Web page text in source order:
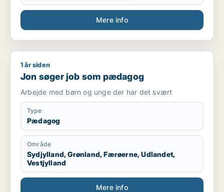
Mere info
Jon søger job som pædagog
1 år siden
Jon søger job som pædagog
Arbejde med børn og unge der har det svært
Type
Pædagog
Område
Sydjylland, Grønland, Færøerne, Udlandet,
Vestjylland
Mere info